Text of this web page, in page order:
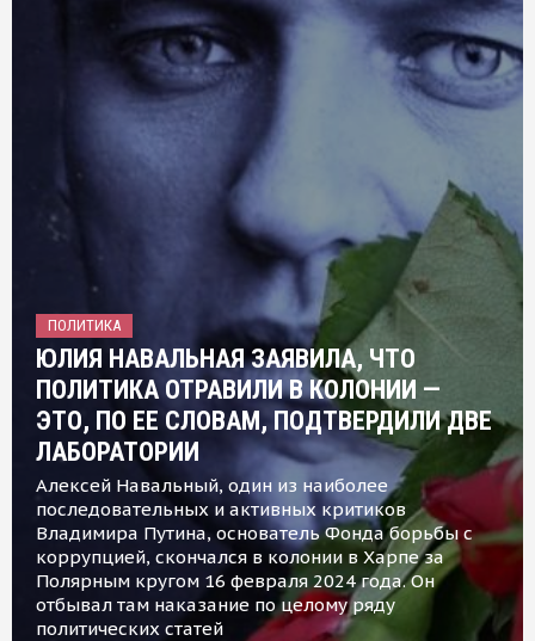
ПОЛИТИКА
ЮЛИЯ НАВАЛЬНАЯ ЗАЯВИЛА, ЧТО
ПОЛИТИКА ОТРАВИЛИ В КОЛОНИИ —
ЭТО, ПО ЕЕ СЛОВАМ, ПОДТВЕРДИЛИ ДВЕ
ЛАБОРАТОРИИ
Алексей Навальный, один из наиболее
последовательных и активных критиков
Владимира Путина, основатель Фонда борьбы с
коррупцией, скончался в колонии в Харпе за
Полярным кругом 16 февраля 2024 года. Он
отбывал там наказание по целому ряду
политических статей